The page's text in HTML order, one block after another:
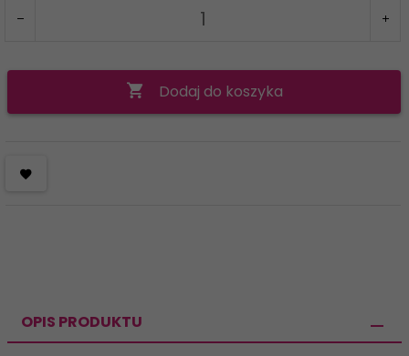
Dodaj do koszyka
OPIS PRODUKTU